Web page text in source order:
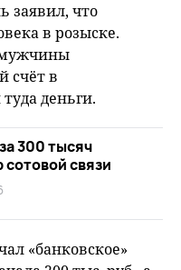
заявил, что
в розыске.
мужчины
счёт в
деньги.
300 тысяч
связи
«банковское»